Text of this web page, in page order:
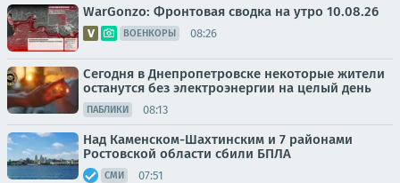
WarGonzo: Фронтовая сводка на утро 10.08.26
ВОЕНКОРЫ 08:26
Сегодня в Днепропетровске некоторые жители
останутся без электроэнергии на целый день
ПАБЛИКИ 08:13
Над Каменском-Шахтинским и 7 районами
Ростовской области сбили БПЛА
СМИ 07:51